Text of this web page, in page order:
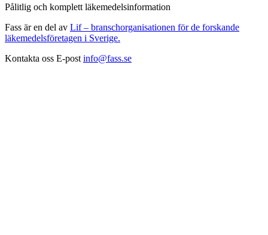
Pålitlig och komplett läkemedelsinformation
Fass är en del av Lif – branschorganisationen för de forskande
läkemedelsföretagen i Sverige.
Kontakta oss E-post info@fass.se